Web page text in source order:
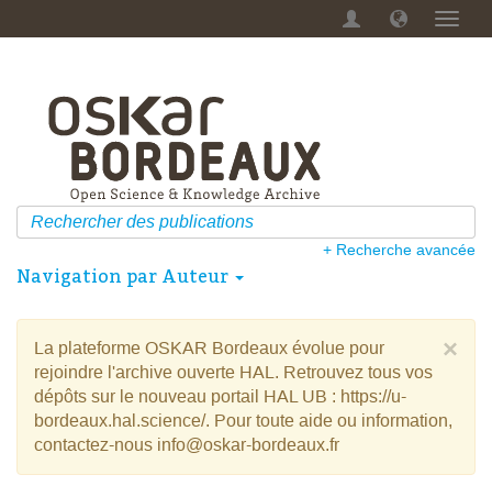
Menu
+ Recherche avancée
Navigation par Auteur
×
La plateforme OSKAR Bordeaux évolue pour
rejoindre l'archive ouverte HAL. Retrouvez tous vos
dépôts sur le nouveau portail HAL UB : https://u-
bordeaux.hal.science/. Pour toute aide ou information,
contactez-nous info@oskar-bordeaux.fr